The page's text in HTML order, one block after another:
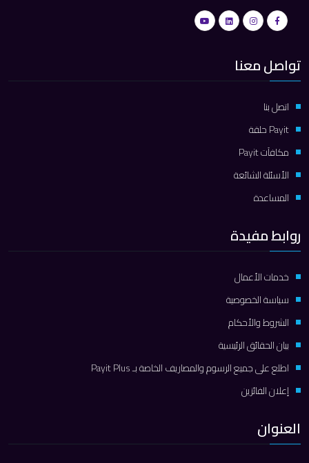
تواصل معنا
اتصل بنا
Payit حلقة
مكافآت Payit
الأسئلة الشائعة
المساعدة
روابط مفيدة
خدمات الأعمال
سياسة الخصوصية
الشروط والأحكام
بيان الحقائق الرئيسية
اطلع على جميع الرسوم والمصاريف الخاصة بـ Payit Plus
إعلان الفائزين
العنوان